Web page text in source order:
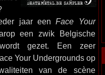
jaar eenFace Your
een zwik Belgische
gezet. Een zeer
Your Undergrounds op
van de scène